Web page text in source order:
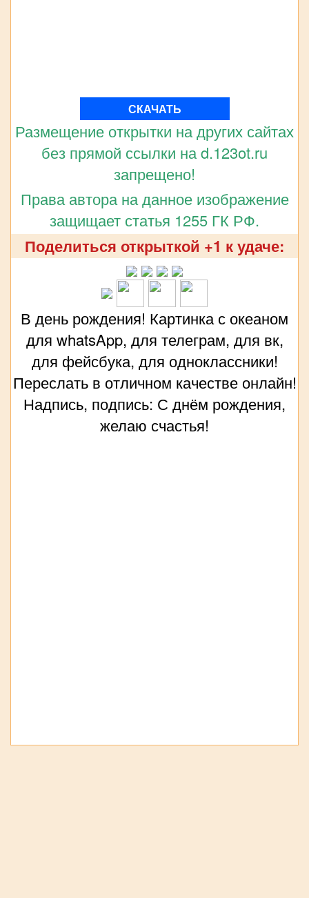
СКАЧАТЬ
Размещение открытки на других сайтах
без прямой ссылки на d.123ot.ru
запрещено!
Права автора на данное изображение
защищает статья 1255 ГК РФ.
Поделиться открыткой +1 к удаче:
В день рождения! Картинка с океаном
для whatsApp, для телеграм, для вк,
для фейсбука, для одноклассники!
Переслать в отличном качестве онлайн!
Надпись, подпись: С днём рождения,
желаю счастья!